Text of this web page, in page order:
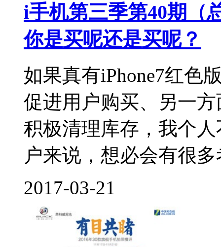
i手机第三季第40期（
你是买呢还是买呢？
如果真有iPhone7红色
促进用户购买、另一
积极清理库存，我个
户来说，想必会有很
2017-03-21